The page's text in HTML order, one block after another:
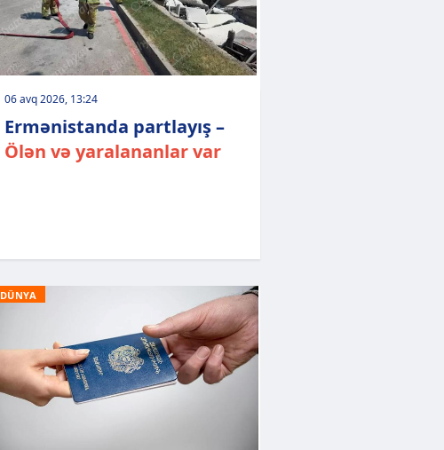
06 avq 2026, 13:24
Ermənistanda partlayış –
Ölən və yaralananlar var
DÜNYA